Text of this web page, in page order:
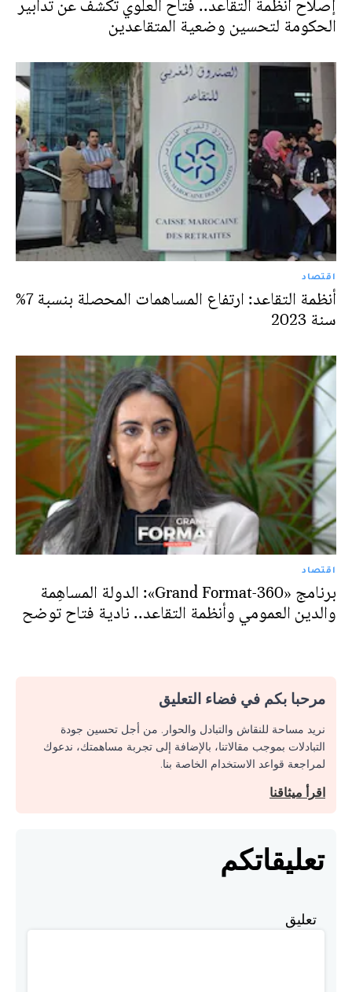
إصلاح أنظمة التقاعد.. فتاح العلوي تكشف عن تدابير
الحكومة لتحسين وضعية المتقاعدين
اقتصاد
أنظمة التقاعد: ارتفاع المساهمات المحصلة بنسبة 7%
سنة 2023
اقتصاد
برنامج «Grand Format-360»: الدولة المساهِمة
والدين العمومي وأنظمة التقاعد.. نادية فتاح توضح
مرحبا بكم في فضاء التعليق
نريد مساحة للنقاش والتبادل والحوار. من أجل تحسين جودة
التبادلات بموجب مقالاتنا، بالإضافة إلى تجربة مساهمتك، ندعوك
لمراجعة قواعد الاستخدام الخاصة بنا.
اقرأ ميثاقنا
تعليقاتكم
تعليق